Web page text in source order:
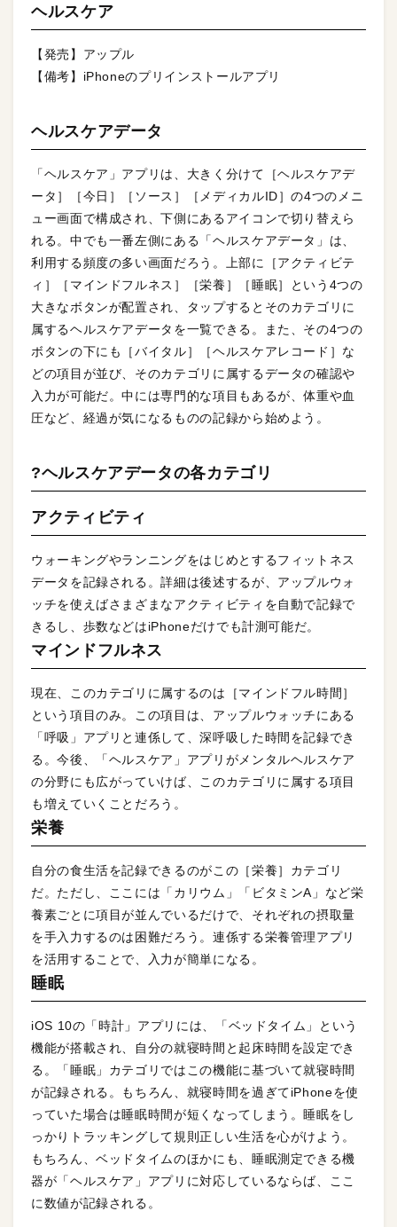
ヘルスケア
【発売】アップル
【備考】iPhoneのプリインストールアプリ
ヘルスケアデータ
「ヘルスケア」アプリは、大きく分けて［ヘルスケアデ
ータ］［今日］［ソース］［メディカルID］の4つのメニ
ュー画面で構成され、下側にあるアイコンで切り替えら
れる。中でも一番左側にある「ヘルスケアデータ」は、
利用する頻度の多い画面だろう。上部に［アクティビテ
ィ］［マインドフルネス］［栄養］［睡眠］という4つの
大きなボタンが配置され、タップするとそのカテゴリに
属するヘルスケアデータを一覧できる。また、その4つの
ボタンの下にも［バイタル］［ヘルスケアレコード］な
どの項目が並び、そのカテゴリに属するデータの確認や
入力が可能だ。中には専門的な項目もあるが、体重や血
圧など、経過が気になるものの記録から始めよう。
?ヘルスケアデータの各カテゴリ
アクティビティ
ウォーキングやランニングをはじめとするフィットネス
データを記録される。詳細は後述するが、アップルウォ
ッチを使えばさまざまなアクティビティを自動で記録で
きるし、歩数などはiPhoneだけでも計測可能だ。
マインドフルネス
現在、このカテゴリに属するのは［マインドフル時間］
という項目のみ。この項目は、アップルウォッチにある
「呼吸」アプリと連係して、深呼吸した時間を記録でき
る。今後、「ヘルスケア」アプリがメンタルヘルスケア
の分野にも広がっていけば、このカテゴリに属する項目
も増えていくことだろう。
栄養
自分の食生活を記録できるのがこの［栄養］カテゴリ
だ。ただし、ここには「カリウム」「ビタミンA」など栄
養素ごとに項目が並んでいるだけで、それぞれの摂取量
を手入力するのは困難だろう。連係する栄養管理アプリ
を活用することで、入力が簡単になる。
睡眠
iOS 10の「時計」アプリには、「ベッドタイム」という
機能が搭載され、自分の就寝時間と起床時間を設定でき
る。「睡眠」カテゴリではこの機能に基づいて就寝時間
が記録される。もちろん、就寝時間を過ぎてiPhoneを使
っていた場合は睡眠時間が短くなってしまう。睡眠をし
っかりトラッキングして規則正しい生活を心がけよう。
もちろん、ベッドタイムのほかにも、睡眠測定できる機
器が「ヘルスケア」アプリに対応しているならば、ここ
に数値が記録される。